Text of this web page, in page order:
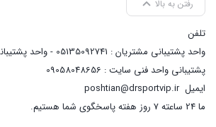
رفتن به بالا
تلفن
پشتیبانی واحد فنی سایت : 09058048656
ایمیلposhtian@drsportvip.ir
ما 24 ساعته 7 روز هفته پاسخگوی شما هستیم.